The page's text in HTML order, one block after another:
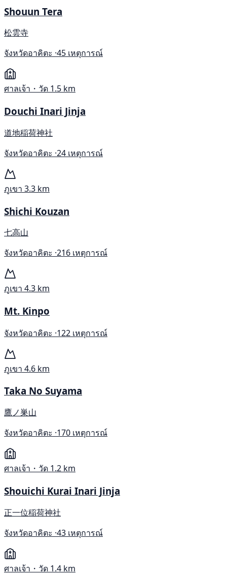
Shouun Tera
松雲寺
จังหวัดอาคิตะ ·45 เหตุการณ์
ศาลเจ้า・วัด 1.5 km
Douchi Inari Jinja
道地稲荷神社
จังหวัดอาคิตะ ·24 เหตุการณ์
ภูเขา 3.3 km
Shichi Kouzan
七高山
จังหวัดอาคิตะ ·216 เหตุการณ์
ภูเขา 4.3 km
Mt. Kinpo
จังหวัดอาคิตะ ·122 เหตุการณ์
ภูเขา 4.6 km
Taka No Suyama
鷹ノ巣山
จังหวัดอาคิตะ ·170 เหตุการณ์
ศาลเจ้า・วัด 1.2 km
Shouichi Kurai Inari Jinja
正一位稲荷神社
จังหวัดอาคิตะ ·43 เหตุการณ์
ศาลเจ้า・วัด 1.4 km